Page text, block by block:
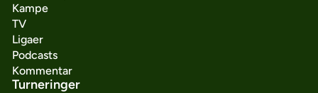
Kampe
TV
Ligaer
Podcasts
Kommentar
Turneringer